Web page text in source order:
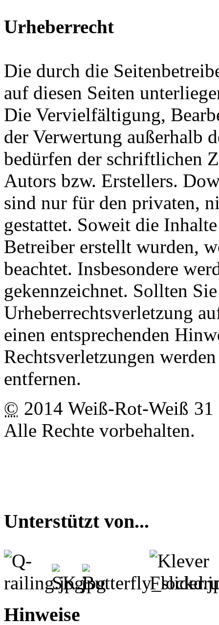
Urheberrecht
Die durch die
auf diesen Seiten
Die Vervielfältigung,
der Verwertung außerhalb
bedürfen der schriftlichen
Autors bzw. Erstellers.
sind nur für den privaten,
gestattet. Soweit die
Betreiber erstellt wurden,
beachtet. Insbesondere
gekennzeichnet. Sollten
Urheberrechtsverletzung
einen entsprechenden
Rechtsverletzungen
entfernen.
© 2014 Weiß-Rot-Weiß
Alle Rechte vorbehalten.
Unterstützt von...
Hinweise